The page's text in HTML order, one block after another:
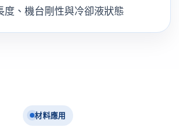
度、機台剛性與冷卻液狀態
材料應用